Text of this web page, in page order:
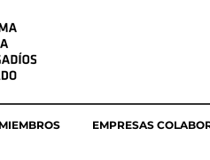
MIEMBROS EMPRESAS